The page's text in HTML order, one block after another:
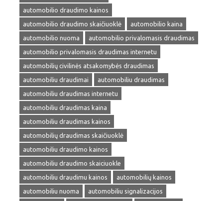
automobilio draudimo kainos
automobilio draudimo skaičiuoklė
automobilio kaina
automobilio nuoma
automobilio privalomasis draudimas
automobilio privalomasis draudimas internetu
automobilių civilinės atsakomybės draudimas
automobiliu draudimai
automobiliu draudimas
automobiliu draudimas internetu
automobiliu draudimas kaina
automobiliu draudimas kainos
automobilių draudimas skaičiuoklė
automobiliu draudimo kainos
automobiliu draudimo skaiciuokle
automobiliu draudimu kainos
automobilių kainos
automobiliu nuoma
automobiliu signalizacijos